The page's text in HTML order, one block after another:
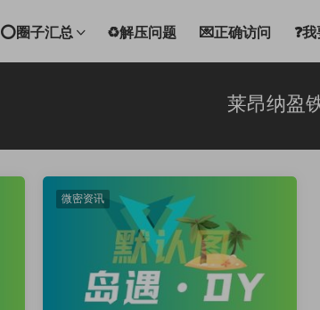
⭕圈子汇总 ♻解压问题 💌正确访问 ❓
莱昂纳盈
微密资讯